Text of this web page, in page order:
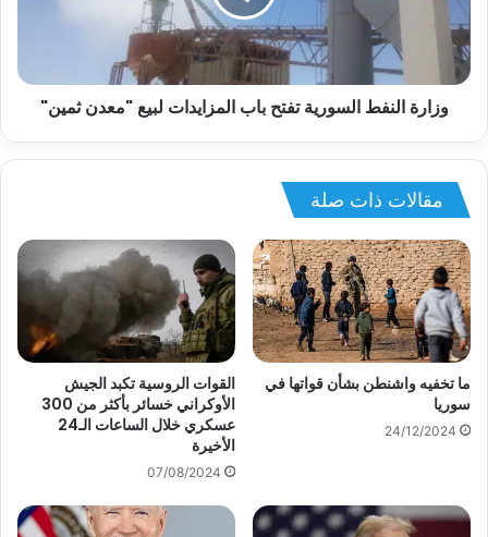
وزارة النفط السورية تفتح باب المزايدات لبيع "معدن ثمين"
مقالات ذات صلة
ما تخفيه واشنطن بشأن قواتها في
سوريا
24/12/2024
القوات الروسية تكبد الجيش
الأوكراني خسائر بأكثر من 300
عسكري خلال الساعات الـ24
الأخيرة
07/08/2024